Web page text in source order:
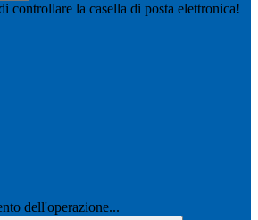
controllare la casella di posta elettronica!
dell'operazione...